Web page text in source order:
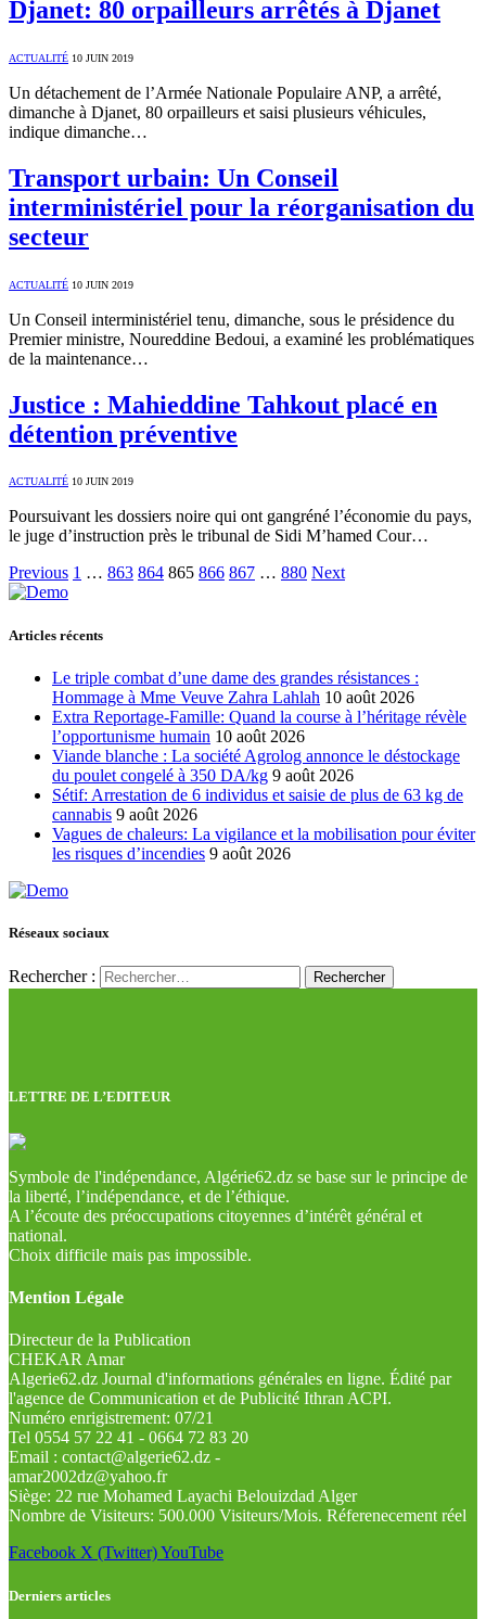
Djanet: 80 orpailleurs arrêtés à Djanet
ACTUALITÉ 10 JUIN 2019
Un détachement de l’Armée Nationale Populaire ANP, a arrêté,
dimanche à Djanet, 80 orpailleurs et saisi plusieurs véhicules,
indique dimanche…
Transport urbain: Un Conseil
interministériel pour la réorganisation du
secteur
ACTUALITÉ 10 JUIN 2019
Un Conseil interministériel tenu, dimanche, sous le présidence du
Premier ministre, Noureddine Bedoui, a examiné les problématiques
de la maintenance…
Justice : Mahieddine Tahkout placé en
détention préventive
ACTUALITÉ 10 JUIN 2019
Poursuivant les dossiers noire qui ont gangréné l’économie du pays,
le juge d’instruction près le tribunal de Sidi M’hamed Cour…
Previous 1 … 863 864 865 866 867 … 880 Next
Articles récents
Le triple combat d’une dame des grandes résistances :
Hommage à Mme Veuve Zahra Lahlah 10 août 2026
Extra Reportage-Famille: Quand la course à l’héritage révèle
l’opportunisme humain 10 août 2026
Viande blanche : La société Agrolog annonce le déstockage
du poulet congelé à 350 DA/kg 9 août 2026
Sétif: Arrestation de 6 individus et saisie de plus de 63 kg de
cannabis 9 août 2026
Vagues de chaleurs: La vigilance et la mobilisation pour éviter
les risques d’incendies 9 août 2026
Réseaux sociaux
Rechercher :
LETTRE DE L’EDITEUR
Symbole de l'indépendance, Algérie62.dz se base sur le principe de
la liberté, l’indépendance, et de l’éthique.
A l’écoute des préoccupations citoyennes d’intérêt général et
national.
Choix difficile mais pas impossible.
Mention Légale
Directeur de la Publication
CHEKAR Amar
Algerie62.dz Journal d'informations générales en ligne. Édité par
l'agence de Communication et de Publicité Ithran ACPI.
Numéro enrigistrement: 07/21
Tel 0554 57 22 41 - 0664 72 83 20
Email : contact@algerie62.dz -
amar2002dz@yahoo.fr
Siège: 22 rue Mohamed Layachi Belouizdad Alger
Nombre de Visiteurs: 500.000 Visiteurs/Mois. Réferenecement réel
Facebook X (Twitter)YouTube
Derniers articles